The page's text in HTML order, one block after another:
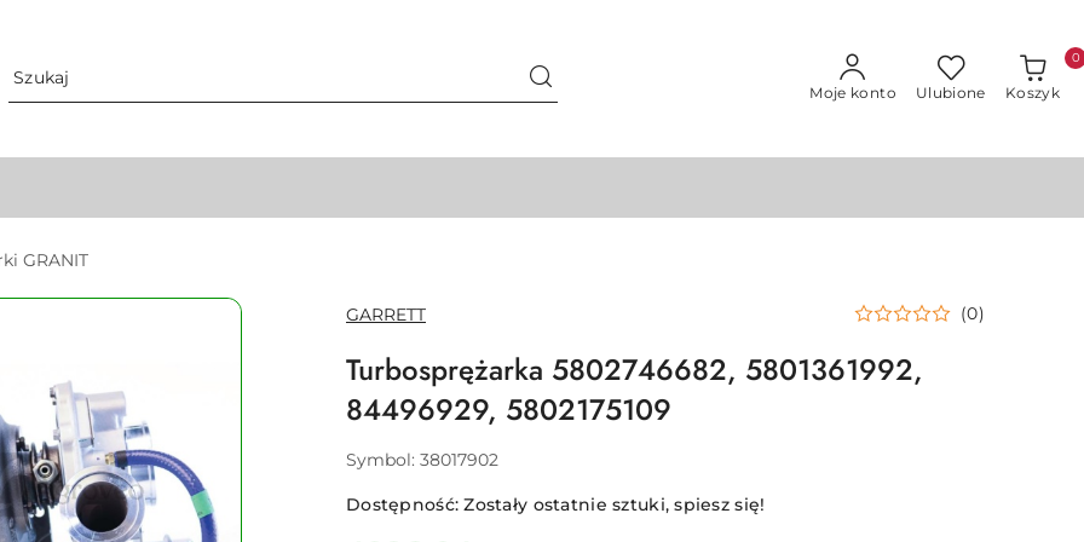
Moje konto Ulubione Koszyk
0
GRANIT
NAZWA
PRODUCENTA:
GARRETT (0)
Turbosprężarka 5802746682, 5801361992,
84496929, 5802175109
Symbol: 38017902
Dostępność:Zostały ostatnie sztuki, spiesz się!